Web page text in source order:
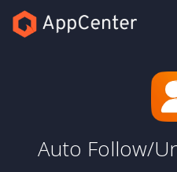
Auto Follow/